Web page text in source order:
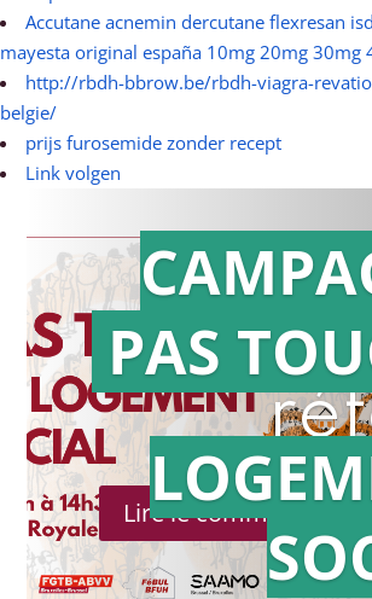
Accutane acnemin dercutane flexresan
mayesta original españa 10mg 20mg 30mg
http://rbdh-bbrow.be/rbdh-viagra-
belgie/
prijs furosemide zonder recept
Link volgen
Lire le communiqué
PAS